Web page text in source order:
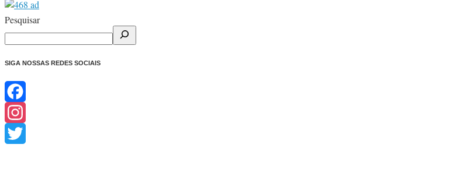
Share
Pesquisar
SIGA NOSSAS REDES SOCIAIS
Facebook
Instagram